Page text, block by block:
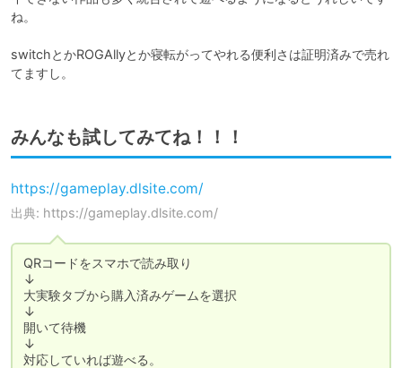
ね。
switchとかROGAllyとか寝転がってやれる便利さは証明済みで売れ
てますし。
みんなも試してみてね！！！
https://gameplay.dlsite.com/
出典: https://gameplay.dlsite.com/
QRコードをスマホで読み取り
↓
大実験タブから購入済みゲームを選択
↓
開いて待機
↓
対応していれば遊べる。